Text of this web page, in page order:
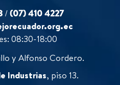
/(07) 410 4227
08:30-18:00
y Alfonso Cordero.
Industrias, piso 13.